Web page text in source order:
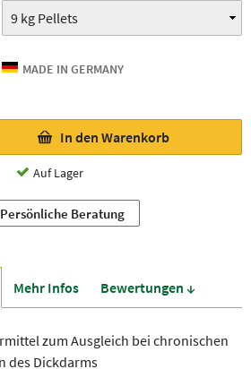
In den Warenkorb
Auf Lager
Persönliche Beratung
Mehr Infos Bewer­tungen ↓
zum Ausgleich bei chronischen
des Dickdarms